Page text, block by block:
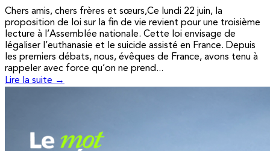
Chers amis, chers frères et sœurs,Ce lundi 22 juin, la
proposition de loi sur la fin de vie revient pour une troisième
lecture à l’Assemblée nationale. Cette loi envisage de
légaliser l’euthanasie et le suicide assisté en France. Depuis
les premiers débats, nous, évêques de France, avons tenu à
rappeler avec force qu’on ne prend...
Lire la suite →